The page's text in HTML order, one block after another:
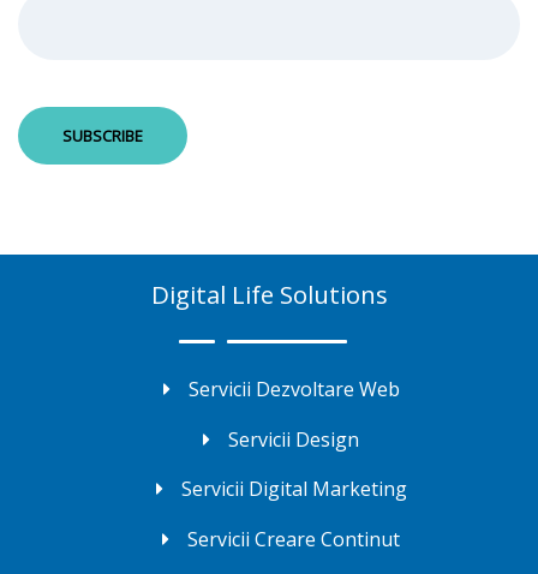
Digital Life Solutions
Servicii Dezvoltare Web
Servicii Design
Servicii Digital Marketing
Servicii Creare Continut